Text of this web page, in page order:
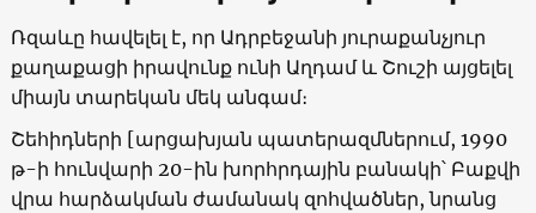
Ռզաևը հավելել է, որ Ադրբեջանի յուրաքանչյուր
քաղաքացի իրավունք ունի Աղդամ և Շուշի այցելել
միայն տարեկան մեկ անգամ։
Շեհիդների [արցախյան պատերազմներում, 1990
թ-ի հունվարի 20-ին խորհրդային բանակի՝ Բաքվի
վրա հարձակման ժամանակ զոհվածներ, նրանց